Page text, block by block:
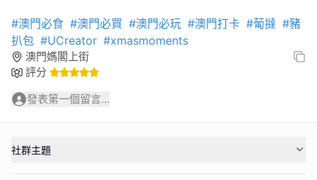
#澳門必食 #澳門必買 #澳門必玩 #澳門打卡 #葡撻 #豬
扒包 #UCreator #xmasmoments
澳門媽閣上街
評分
發表第一個留言...
社群主題